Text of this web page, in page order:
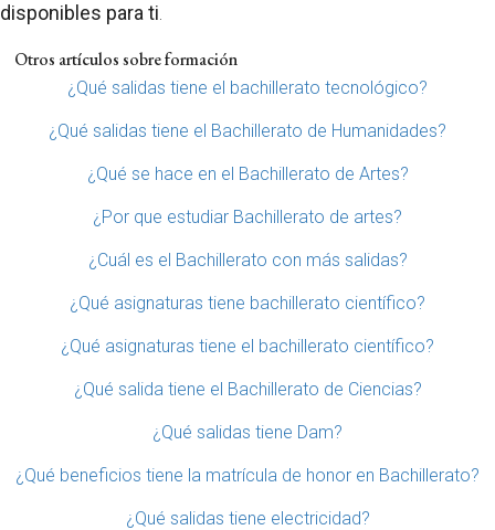
disponibles para ti
Otros artículos sobre formación
¿Qué salidas tiene el bachillerato tecnológico?
¿Qué salidas tiene el Bachillerato de Humanidades?
¿Qué se hace en el Bachillerato de Artes?
¿Por que estudiar Bachillerato de artes?
¿Cuál es el Bachillerato con más salidas?
¿Qué asignaturas tiene bachillerato científico?
¿Qué asignaturas tiene el bachillerato científico?
¿Qué salida tiene el Bachillerato de Ciencias?
¿Qué salidas tiene Dam?
¿Qué beneficios tiene la matrícula de honor en Bachillerato?
¿Qué salidas tiene electricidad?